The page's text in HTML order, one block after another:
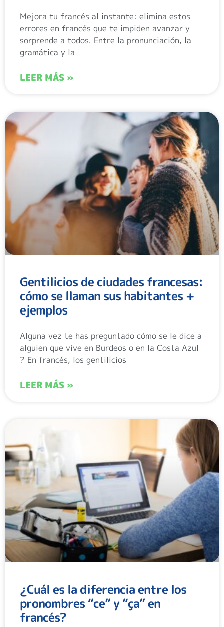
Mejora tu francés al instante: elimina estos
errores en francés que te impiden avanzar y
sorprende a todos. Entre la pronunciación, la
gramática y la
LEER MÁS »
Gentilicios de ciudades francesas:
cómo se llaman sus habitantes +
ejemplos
Alguna vez te has preguntado cómo se le dice a
alguien que vive en Burdeos o en la Costa Azul
? En francés, los gentilicios
LEER MÁS »
¿Cuál es la diferencia entre los
pronombres “ce” y “ça” en
francés?